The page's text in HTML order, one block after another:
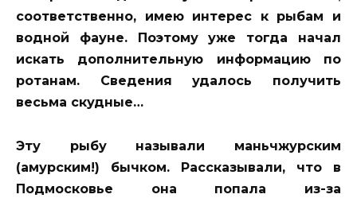
соответственно, имею интерес к рыбам и
водной фауне. Поэтому уже тогда начал
искать дополнительную информацию по
ротанам. Сведения удалось получить
весьма скудные…
Эту рыбу называли маньчжурским
(амурским!) бычком. Рассказывали, что в
Подмосковье она попала из-за